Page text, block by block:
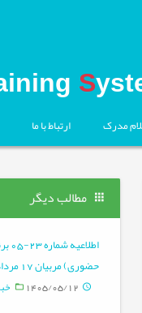
S
مدرک ارتباط با ما
مطالب دیگر
حضوری) مربیان 17 مرداد ماه سال 1405
1405/05/12